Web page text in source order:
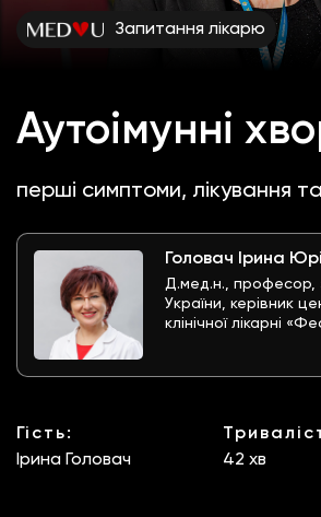
Запитання лікарю
Аутоімунні
перші симптоми, лікування та
Гість:
Ірина Головач
42 хв
Головач Ірина
Д.мед.н., професор,
України, керівник
клінічної лікарні